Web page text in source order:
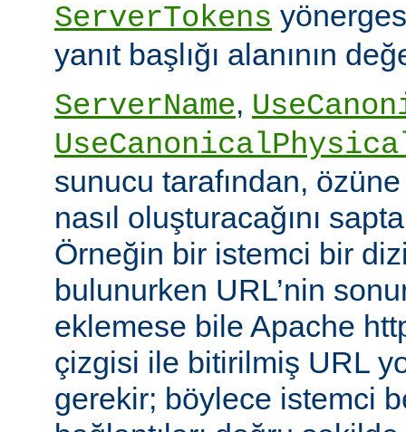
ServerTokens
yanıt başlığı alanının
ServerName,
sunucu tarafından,
nasıl oluşturacağını
Örneğin bir istemci bir
bulunurken URL’nin
eklemese bile Apache
çizgisi ile bitirilmiş URL
gerekir; böylece istemci